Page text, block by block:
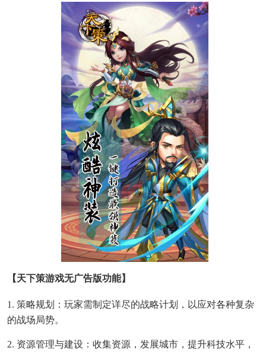
【天下策游戏无广告版功能】
1. 策略规划：玩家需制定详尽的战略计划，以应对各种复杂
的战场局势。
2. 资源管理与建设：收集资源，发展城市，提升科技水平，